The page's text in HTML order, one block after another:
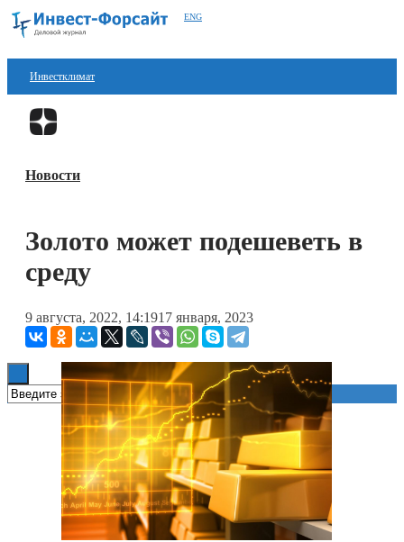
ENG
Инвестклимат
Финансы
Блокчейн
Книги
Новости
Золото может подешеветь в
среду
9 августа, 2022, 14:1917 января, 2023